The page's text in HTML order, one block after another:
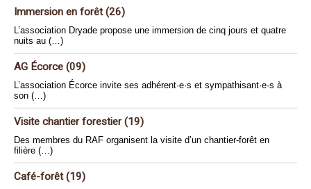
Immersion en forêt (26)
L’association Dryade propose une immersion de cinq jours et quatre
nuits au (…)
AG Écorce (09)
L’association Écorce invite ses adhérent·e·s et sympathisant·e·s à
son (…)
Visite chantier forestier (19)
Des membres du RAF organisent la visite d’un chantier-forêt en
filière (…)
Café-forêt (19)